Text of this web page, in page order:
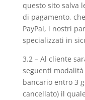
questo sito salva
di pagamento,
PayPal, i nostri
specializzati in
3.2 – Al cliente
seguenti
bancario entro 3
cancellato) il